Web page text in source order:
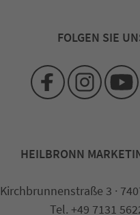
FOLGEN SIE
HEILBRONN
Kirchbrunnenstraße 3 ·
Tel. +49 7131